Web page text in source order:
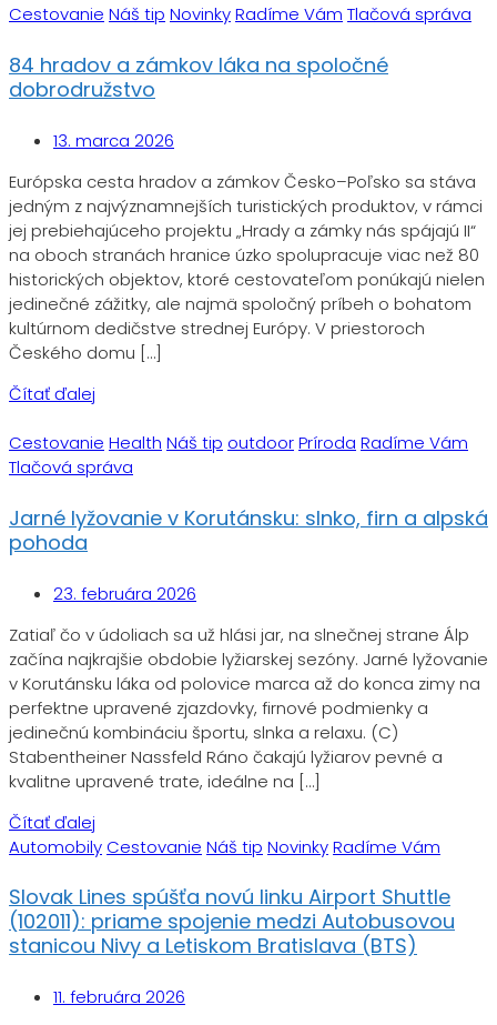
Cestovanie Náš tip NovinkyRadíme Vám Tlačová správa
84 hradov a zámkov láka na spoločné
dobrodružstvo
13. marca 2026
Európska cesta hradov a zámkov Česko–Poľsko sa stáva
jedným z najvýznamnejších turistických produktov, v rámci
jej prebiehajúceho projektu „Hrady a zámky nás spájajú II“
na oboch stranách hranice úzko spolupracuje viac než 80
historických objektov, ktoré cestovateľom ponúkajú nielen
jedinečné zážitky, ale najmä spoločný príbeh o bohatom
kultúrnom dedičstve strednej Európy. V priestoroch
Českého domu […]
Čítať ďalej
Cestovanie Health Náš tip outdoorPríroda Radíme Vám
Tlačová správa
Jarné lyžovanie v Korutánsku: slnko, firn a alpská
pohoda
23. februára 2026
Zatiaľ čo v údoliach sa už hlási jar, na slnečnej strane Álp
začína najkrajšie obdobie lyžiarskej sezóny. Jarné lyžovanie
v Korutánsku láka od polovice marca až do konca zimy na
perfektne upravené zjazdovky, firnové podmienky a
jedinečnú kombináciu športu, slnka a relaxu. (C)
Stabentheiner Nassfeld Ráno čakajú lyžiarov pevné a
kvalitne upravené trate, ideálne na […]
Čítať ďalej
Automobily Cestovanie Náš tip NovinkyRadíme Vám
Slovak Lines spúšťa novú linku Airport Shuttle
(102011): priame spojenie medzi Autobusovou
stanicou Nivy a Letiskom Bratislava (BTS)
11. februára 2026